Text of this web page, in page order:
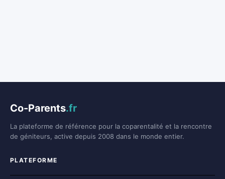
Co-Parents.fr
La plateforme de référence pour la coparentalité et la rencontre
de géniteurs, active depuis 2008 dans le monde entier.
PLATEFORME